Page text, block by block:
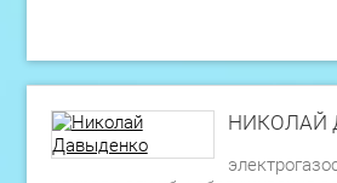
НИКОЛАЙ